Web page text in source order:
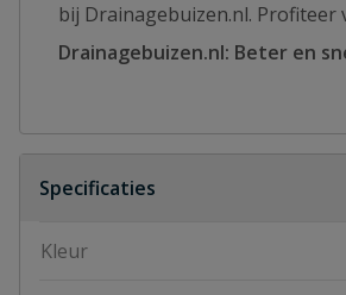
bij Drainagebuizen.nl. Profiteer
Drainagebuizen.nl: Beter en
Specificaties
Kleur